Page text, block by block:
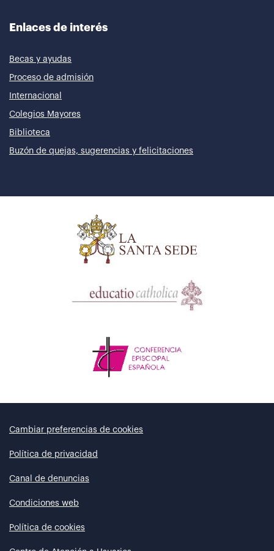
Enlaces de interés
Becas y ayudas
Proceso de admisión
Internacional
Colegios Mayores
Biblioteca
Buzón de quejas, sugerencias y felicitaciones
Cambiar preferencias de cookies
Política de privacidad
Canal de denuncias
Condiciones web
Política de cookies